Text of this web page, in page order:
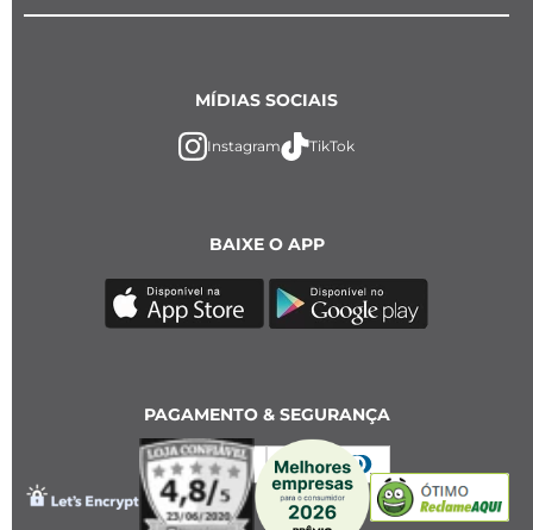
BAIXE O APP
MÍDIAS SOCIAIS
Instagram TikTok
PAGAMENTO & SEGURANÇA